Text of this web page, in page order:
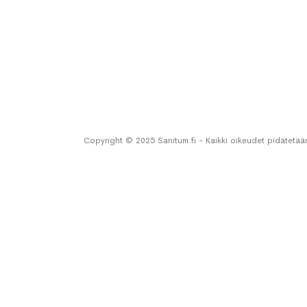
Copyright © 2025 Sanitum.fi - Kaikki oikeudet